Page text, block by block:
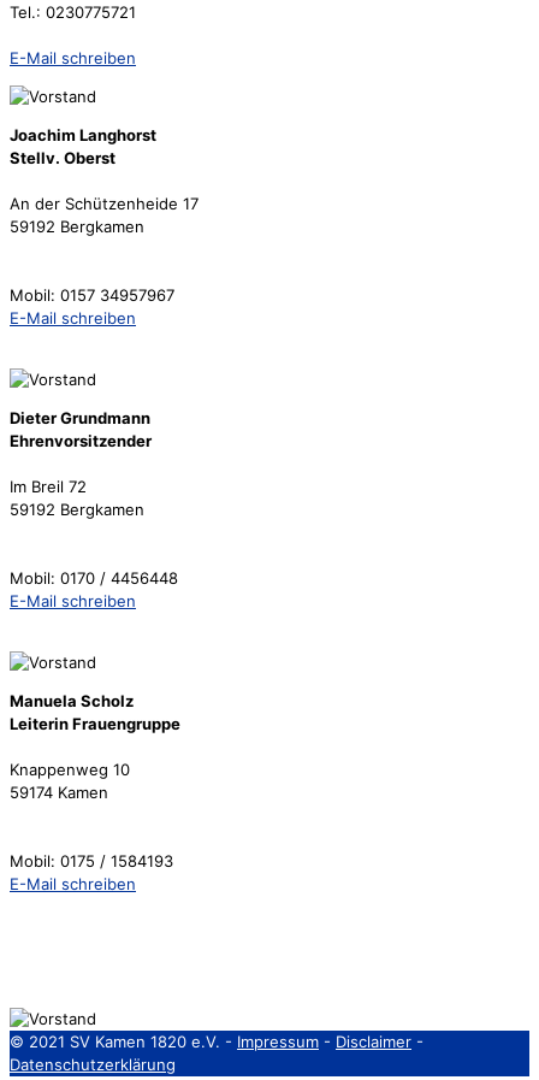
Tel.: 0230775721
E-Mail schreiben
Joachim Langhorst
Stellv. Oberst
An der Schützenheide 17
59192 Bergkamen
Mobil: 0157 34957967
E-Mail schreiben
Dieter Grundmann
Ehrenvorsitzender
Im Breil 72
59192 Bergkamen
Mobil: 0170 / 4456448
E-Mail schreiben
Manuela Scholz
Leiterin Frauengruppe
Knappenweg 10
59174 Kamen
Mobil: 0175 / 1584193
E-Mail schreiben
© 2021 SV Kamen 1820 e.V. - Impressum - Disclaimer -
Datenschutzerklärung